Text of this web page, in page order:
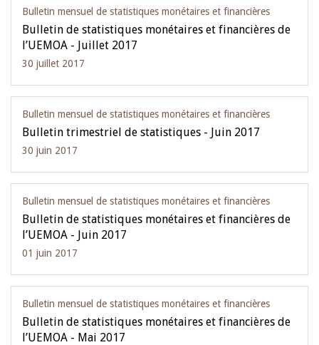
Bulletin mensuel de statistiques monétaires et financières
Bulletin de statistiques monétaires et financières de
l’UEMOA - Juillet 2017
30 juillet 2017
Bulletin mensuel de statistiques monétaires et financières
Bulletin trimestriel de statistiques - Juin 2017
30 juin 2017
Bulletin mensuel de statistiques monétaires et financières
Bulletin de statistiques monétaires et financières de
l’UEMOA - Juin 2017
01 juin 2017
Bulletin mensuel de statistiques monétaires et financières
Bulletin de statistiques monétaires et financières de
l’UEMOA - Mai 2017